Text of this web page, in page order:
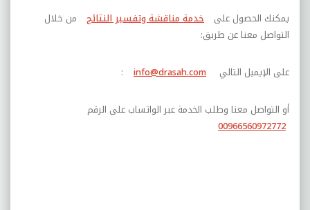
يمكنك الحصول على خدمة مناقشة وتفسير النتائج من خلال
التواصل معنا عن طريق:
على الإيميل التالي info@drasah.com
:
أو التواصل معنا وطلب الخدمة عبر الواتساب على الرقم
00966560972772